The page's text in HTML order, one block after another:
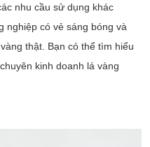
nhu cầu sử dụng khác
nghiệp có vẻ sáng bóng và
thật. Bạn có thể tìm hiểu
kinh doanh lá vàng